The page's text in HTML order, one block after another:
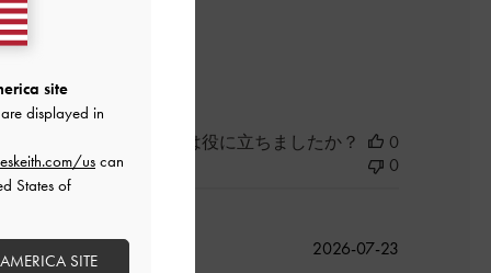
このレビューは役に立ちましたか？
0
0
公
2026-07-23
site
displayed in
uscan
States of
SITE